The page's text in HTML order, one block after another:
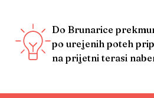
Do Brunarice
po urejenih poteh
na prijetni terasi